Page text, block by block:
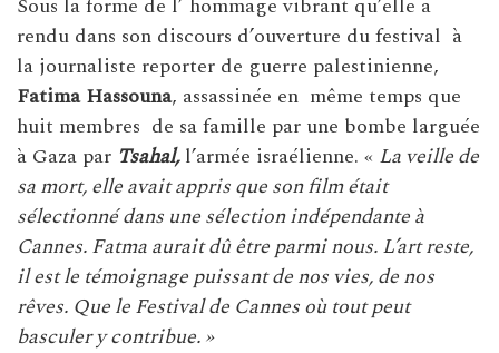
rendu dans son discours d’ouverture du festival à
la journaliste reporter de guerre palestinienne,
Fatima Hassouna, assassinée en même temps que
huit membres de sa famille par une bombe larguée
à Gaza par Tsahal,l’armée israélienne. « La veille de
sa mort, elle avait appris que son film était
sélectionné dans une sélection indépendante à
Cannes. Fatma aurait dû être parmi nous. L’art reste,
il est le témoignage puissant de nos vies, de nos
rêves. Que le Festival de Cannes où tout peut
basculer y contribue. »